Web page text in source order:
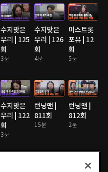
수지맞은
우리 | 125
회
3분
수지맞은
우리 | 126
회
4분
미스트롯
포유 | 12
회
5분
수지맞은
우리 | 122
회
3분
런닝맨 |
811회
15분
런닝맨 |
812회
2분